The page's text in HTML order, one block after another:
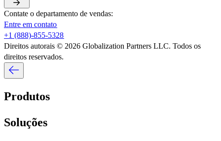
Contate o departamento de vendas:​​
Entre em contato​​
+1 (888)-855-5328​​
Direitos autorais © 2026 Globalization Partners LLC. Todos os
direitos reservados.​​
Produtos​​
Soluções​​